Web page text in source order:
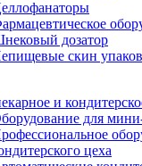
дозатор
скин
и
для
цеха